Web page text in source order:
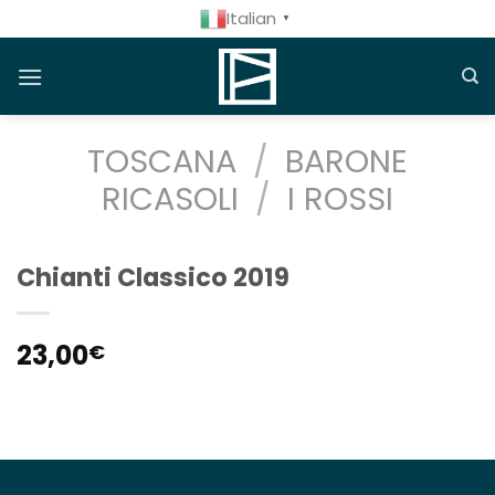
ai
contenuti
Italian ▼
TOSCANA / BARONE
RICASOLI / I ROSSI
Chianti Classico 2019
23,00€